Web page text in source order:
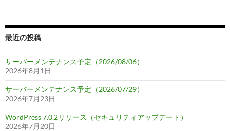
最近の投稿
サーバーメンテナンス予定（2026/08/06）
2026年8月1日
サーバーメンテナンス予定（2026/07/29）
2026年7月23日
WordPress 7.0.2リリース（セキュリティアップデート）
2026年7月20日